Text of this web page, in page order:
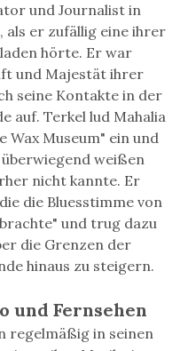
und Journalist in
als er zufällig eine ihrer
hörte. Er war
und Majestät ihrer
seine Kontakte in der
auf. Terkel lud Mahalia
Wax Museum" ein und
weißen
nicht kannte. Er
die Bluesstimme von
und trug dazu
die Grenzen der
hinaus zu steigern.
und Fernsehen
regelmäßig in seinen